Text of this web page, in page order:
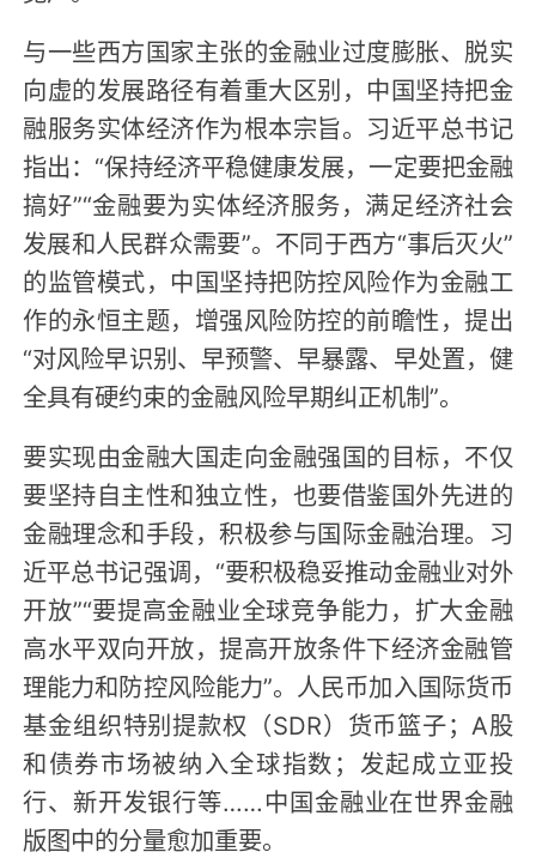
与一些西方国家主张的金融业过度膨胀、脱实
向虚的发展路径有着重大区别，中国坚持把金
融服务实体经济作为根本宗旨。习近平总书记
指出：“保持经济平稳健康发展，一定要把金融
搞好”“金融要为实体经济服务，满足经济社会
发展和人民群众需要”。不同于西方“事后灭火”
的监管模式，中国坚持把防控风险作为金融工
作的永恒主题，增强风险防控的前瞻性，提出
“对风险早识别、早预警、早暴露、早处置，健
全具有硬约束的金融风险早期纠正机制”。
要实现由金融大国走向金融强国的目标，不仅
要坚持自主性和独立性，也要借鉴国外先进的
金融理念和手段，积极参与国际金融治理。习
近平总书记强调，“要积极稳妥推动金融业对外
开放”“要提高金融业全球竞争能力，扩大金融
高水平双向开放，提高开放条件下经济金融管
理能力和防控风险能力”。人民币加入国际货币
基金组织特别提款权（SDR）货币篮子；A股
和债券市场被纳入全球指数；发起成立亚投
行、新开发银行等……中国金融业在世界金融
版图中的分量愈加重要。